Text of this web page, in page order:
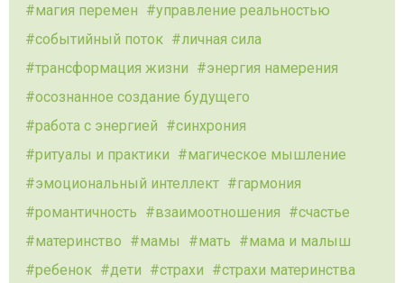
магия перемен
управление реальностью
событийный поток
личная сила
трансформация жизни
энергия намерения
осознанное создание будущего
работа с энергией
синхрония
ритуалы и практики
магическое мышление
эмоциональный интеллект
гармония
романтичность
взаимоотношения
счастье
материнство
мамы мать
мама и малыш
ребенок
дети страхи
страхи материнства